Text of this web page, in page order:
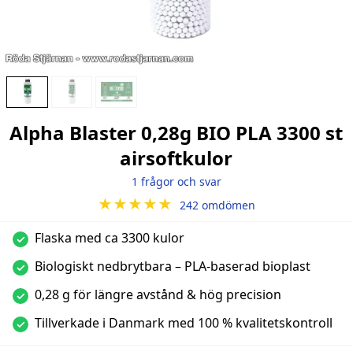
Alpha Blaster 0,28g BIO PLA 3300 st
airsoftkulor
1 frågor och svar
★★★★★ 242 omdömen
✓ Flaska med ca 3300 kulor
✓ Biologiskt nedbrytbara – PLA-baserad bioplast
✓ 0,28 g för längre avstånd & hög precision
✓ Tillverkade i Danmark med 100 % kvalitetskontroll